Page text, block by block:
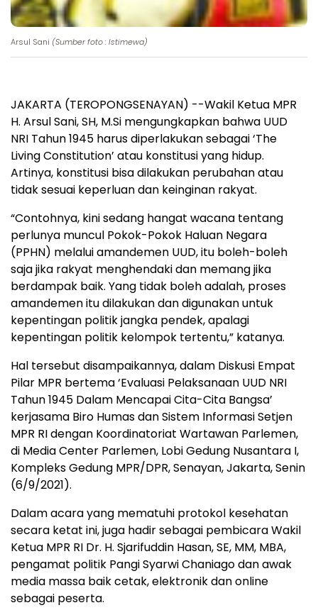
Arsul Sani (Sumber foto : Istimewa)
JAKARTA (TEROPONGSENAYAN) --Wakil Ketua MPR
H. Arsul Sani, SH, M.Si mengungkapkan bahwa UUD
NRI Tahun 1945 harus diperlakukan sebagai ‘The
Living Constitution’ atau konstitusi yang hidup.
Artinya, konstitusi bisa dilakukan perubahan atau
tidak sesuai keperluan dan keinginan rakyat.
“Contohnya, kini sedang hangat wacana tentang
perlunya muncul Pokok-Pokok Haluan Negara
(PPHN) melalui amandemen UUD, itu boleh-boleh
saja jika rakyat menghendaki dan memang jika
berdampak baik. Yang tidak boleh adalah, proses
amandemen itu dilakukan dan digunakan untuk
kepentingan politik jangka pendek, apalagi
kepentingan politik kelompok tertentu,” katanya.
Hal tersebut disampaikannya, dalam Diskusi Empat
Pilar MPR bertema ‘Evaluasi Pelaksanaan UUD NRI
Tahun 1945 Dalam Mencapai Cita-Cita Bangsa’
kerjasama Biro Humas dan Sistem Informasi Setjen
MPR RI dengan Koordinatoriat Wartawan Parlemen,
di Media Center Parlemen, Lobi Gedung Nusantara I,
Kompleks Gedung MPR/DPR, Senayan, Jakarta, Senin
(6/9/2021).
Dalam acara yang mematuhi protokol kesehatan
secara ketat ini, juga hadir sebagai pembicara Wakil
Ketua MPR RI Dr. H. Sjarifuddin Hasan, SE, MM, MBA,
pengamat politik Pangi Syarwi Chaniago dan awak
media massa baik cetak, elektronik dan online
sebagai peserta.